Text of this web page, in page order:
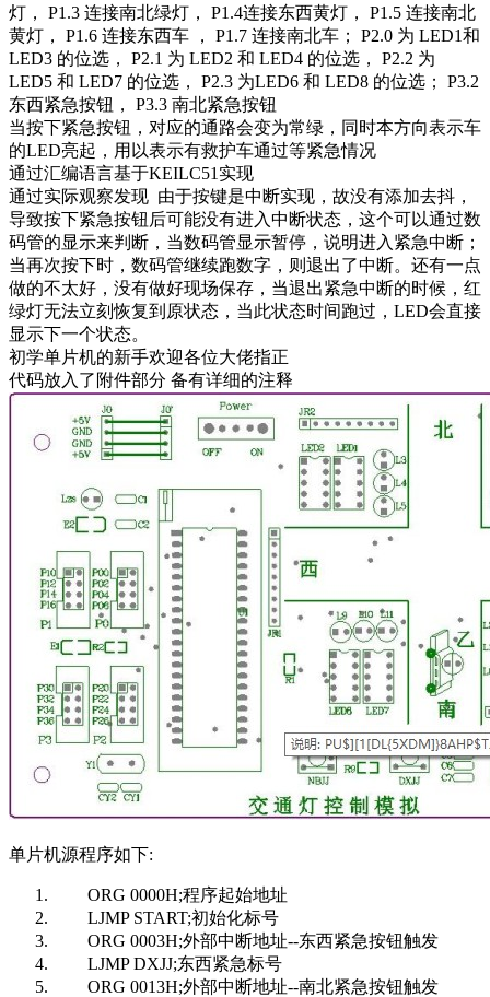
灯， P1.3 连接南北绿灯， P1.4连接东西黄灯， P1.5 连接南北
黄灯， P1.6 连接东西车 ， P1.7 连接南北车； P2.0 为 LED1和
LED3 的位选， P2.1 为 LED2 和 LED4 的位选， P2.2 为
LED5 和 LED7 的位选， P2.3 为LED6 和 LED8 的位选； P3.2
东西紧急按钮， P3.3 南北紧急按钮
当按下紧急按钮，对应的通路会变为常绿，同时本方向表示车
的LED亮起，用以表示有救护车通过等紧急情况
通过汇编语言基于KEILC51实现
通过实际观察发现 由于按键是中断实现，故没有添加去抖，
导致按下紧急按钮后可能没有进入中断状态，这个可以通过数
码管的显示来判断，当数码管显示暂停，说明进入紧急中断；
当再次按下时，数码管继续跑数字，则退出了中断。还有一点
做的不太好，没有做好现场保存，当退出紧急中断的时候，红
绿灯无法立刻恢复到原状态，当此状态时间跑过，LED会直接
显示下一个状态。
初学单片机的新手欢迎各位大佬指正
代码放入了附件部分 备有详细的注释
单片机源程序如下:
ORG 0000H;程序起始地址
LJMP START;初始化标号
ORG 0003H;外部中断地址--东西紧急按钮触发
LJMP DXJJ;东西紧急标号
ORG 0013H;外部中断地址--南北紧急按钮触发